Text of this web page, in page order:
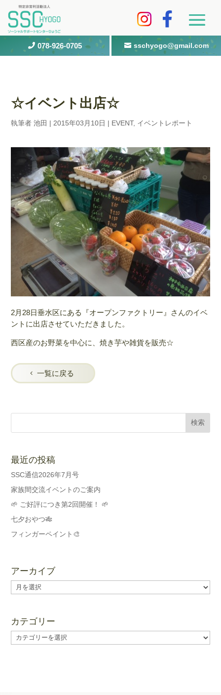
 078-926-0705  sschyogo@gmail.com
☆イベント出店☆
執筆者池田 | 2015年03月10日 | EVENT, イベントレポート
2月28日垂水区にある『オープンファクトリー』さんのイベ
ントに出店させていただきました。
西区産のお野菜を中心に、焼き芋や雑貨を販売☆
一覧に戻る
最近の投稿
SSC通信2026年7月号
家族間交流イベントのご案内
🌱 ご好評につき第2回開催！ 🌱
七夕おやつ🎋
フィンガーペイント🎨
アーカイブ
ア
ー
イ
ブ
カテゴリー
カ
テ